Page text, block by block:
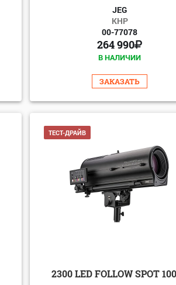
JEG
КНР
00-77078
264 990
В НАЛИЧИИ
ЗАКАЗАТЬ
ТЕСТ-ДРАЙВ
2300 LED FOLLOW SPOT